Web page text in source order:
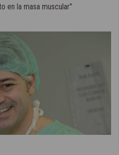
en la masa muscular"